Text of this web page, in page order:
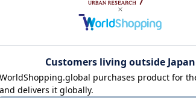
プ一覧
品のため、取り置き・取り寄せの対応ができません。
に在庫が無いため、取り寄せの対応はできません。
ん。ただいますべての店舗で在庫切れとなっております。